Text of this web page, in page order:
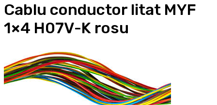
Cablu conductor litat MYF
1×4 H07V-K rosu